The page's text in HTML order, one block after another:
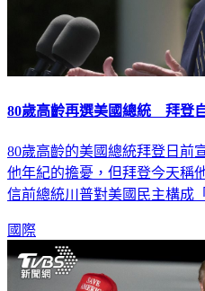
80歲高齡再選美國總統 拜登
80歲高齡的美國總統拜登日前
他年紀的擔憂，但拜登今天稱
信前總統川普對美國民主構成
國際